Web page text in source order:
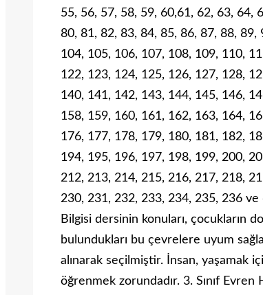
55, 56, 57, 58, 59, 60,61, 62, 63, 64,
80, 81, 82, 83, 84, 85, 86, 87, 88,
104, 105, 106, 107, 108, 109, 110,
122, 123, 124, 125, 126, 127, 128,
140, 141, 142, 143, 144, 145, 146,
158, 159, 160, 161, 162, 163, 164,
176, 177, 178, 179, 180, 181, 182,
194, 195, 196, 197, 198, 199, 200,
212, 213, 214, 215, 216, 217, 218,
230, 231, 232, 233, 234, 235, 236
Bilgisi dersinin konuları, çocukların
bulundukları bu çevrelere uyum
alınarak seçilmiştir. İnsan, yaşamak
öğrenmek zorundadır. 3. Sınıf Evren